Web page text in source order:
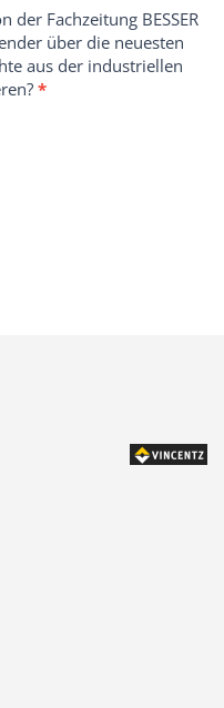
der Fachzeitung BESSER
über die neuesten
aus der industriellen
*